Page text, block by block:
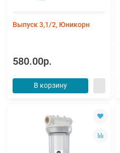
Выпуск 3,1/2, Юникорн
580.00р.
В корзину